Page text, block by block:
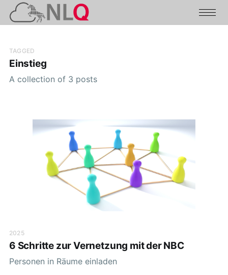
TAGGED
Einstieg
A collection of 3 posts
2025
6 Schritte zur Vernetzung mit der NBC
Personen in Räume einladen